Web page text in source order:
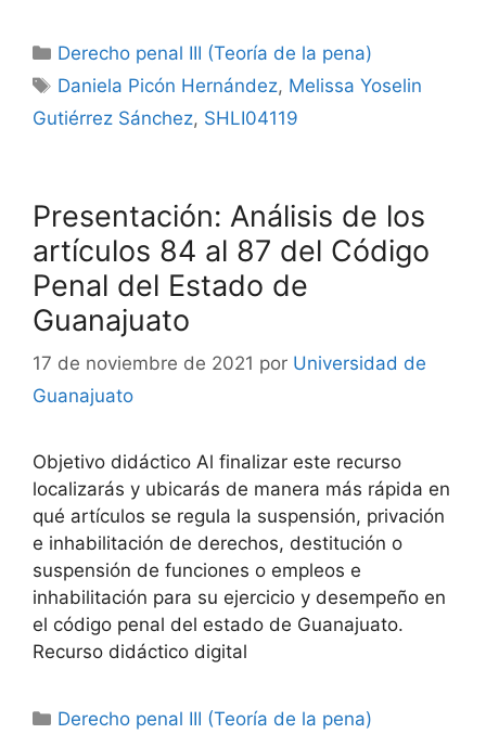
Categorías
Derecho penal III (Teoría de la pena)
Etiquetas
Daniela Picón Hernández, Melissa Yoselin
Gutiérrez Sánchez, SHLI04119
Presentación: Análisis de los
artículos 84 al 87 del Código
Penal del Estado de
Guanajuato
17 de noviembre de 2021 por Universidad de
Guanajuato
Objetivo didáctico Al finalizar este recurso
localizarás y ubicarás de manera más rápida en
qué artículos se regula la suspensión, privación
e inhabilitación de derechos, destitución o
suspensión de funciones o empleos e
inhabilitación para su ejercicio y desempeño en
el código penal del estado de Guanajuato.
Recurso didáctico digital
Categorías
Derecho penal III (Teoría de la pena)